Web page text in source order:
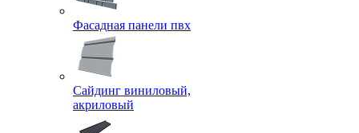
Фасадная панели пвх
Сайдинг виниловый,
акриловый